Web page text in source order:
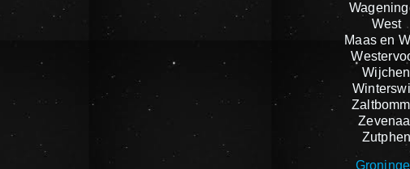
West
Maas en
Wijchen
Zutphen